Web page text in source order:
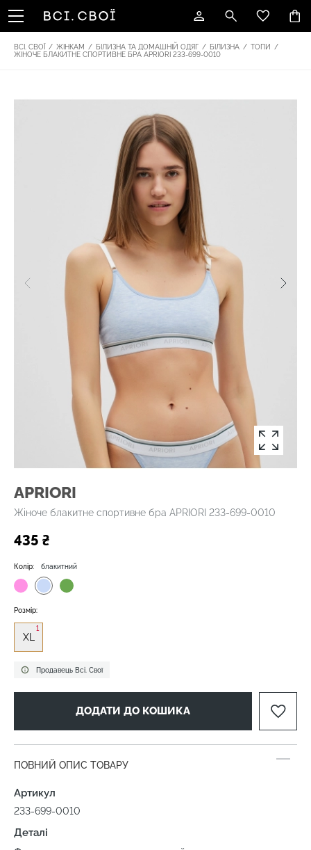
ВСІ. СВОЇ / ЖІНКАМ / БІЛИЗНА ТА ДОМАШНІЙ ОДЯГ / БІЛИЗНА / ТОПИ
/
ЖІНОЧЕ БЛАКИТНЕ СПОРТИВНЕ БРА APRIORI 233-699-0010
APRIORI
Жіноче блакитне спортивне бра APRIORI 233-699-0010
435 ₴
Продавець Всі. Свої
Колір: блакитний
Розмір:
XL
1
ДОДАТИ ДО КОШИКА
ПОВНИЙ ОПИС ТОВАРУ
Артикул
233-699-0010
Деталі